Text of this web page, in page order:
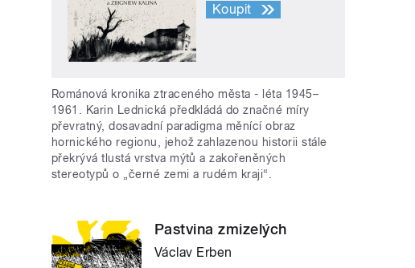
Koupit
Románová kronika ztraceného města - léta 1945–
1961. Karin Lednická předkládá do značné míry
převratný, dosavadní paradigma měnící obraz
hornického regionu, jehož zahlazenou historii stále
překrývá tlustá vrstva mýtů a zakořeněných
stereotypů o „černé zemi a rudém kraji“.
Pastvina zmizelých
Václav Erben